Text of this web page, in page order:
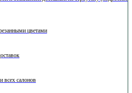
цветами
всех салонов